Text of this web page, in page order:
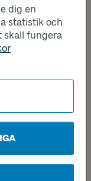
dig en
statistik och
skall fungera